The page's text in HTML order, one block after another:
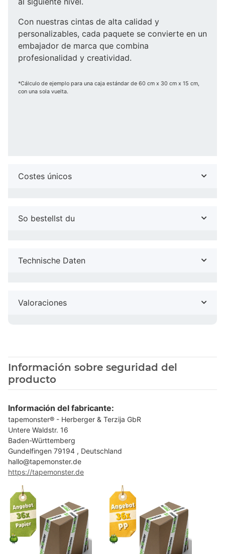
Con nuestras cintas de alta calidad y
personalizables, cada paquete se convierte en un
embajador de marca que combina
profesionalidad y creatividad.
*Cálculo de ejemplo para una caja estándar de 60 cm x 30 cm x 15 cm,
con una sola vuelta.
Costes únicos
So bestellst du
Technische Daten
Valoraciones
Información sobre seguridad del
producto
Información del fabricante:
tapemonster® - Herberger & Terzija GbR
Untere Waldstr. 16
Baden-Württemberg
Gundelfingen 79194 , Deutschland
hallo@tapemonster.de
https://tapemonster.de